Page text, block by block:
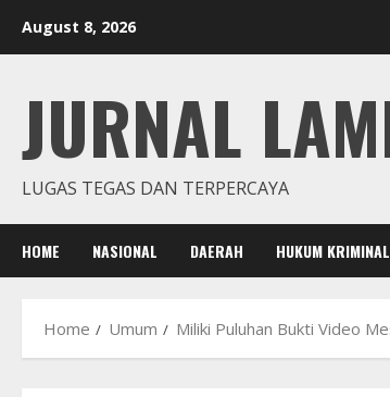
August 8, 2026
JURNAL
LUGAS TEGAS DAN TERPERCAYA
HOME NASIONAL DAERAH HUKUM KRIMINAL
Home Umum Miliki Puluhan Bukti Video